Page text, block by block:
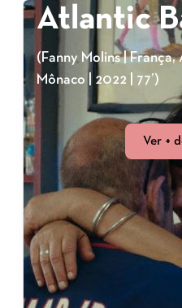
Atlantic
(Fanny Molins |
Mônaco | 2022 | 77’)
Ver +